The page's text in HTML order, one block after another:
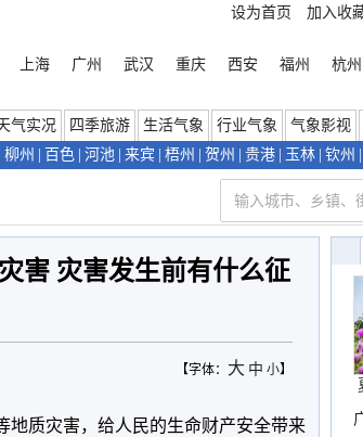
设为首页 加入收
上海 广州 武汉 重庆 西安 福州 杭州
气实况 四季旅游 生活气象 行业气象 气象影视
柳州 百色 河池 来宾 梧州 贺州 贵港 玉林 钦州
害 灾害发生前有什么征
【字体： 大 中 小】
地质灾害，给人民的生命财产安全带来